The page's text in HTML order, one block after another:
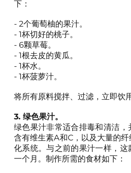
下：
- 2个葡萄柚的果汁。
- 1杯切好的桃子。
- 6颗草莓。
- 1根去皮的黄瓜。
- 1杯水。
- 1杯菠萝汁。
将所有原料搅拌、过滤，立即饮用
3. 绿色果汁。
绿色果汁非常适合排毒和清洁，
含有维生素A和C，以及大量的
化系统。与之前的果汁一样，这
一个月。制作所需的食材如下：